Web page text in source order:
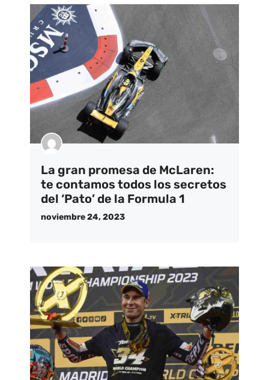
La gran promesa de McLaren:
te contamos todos los secretos
del ‘Pato’ de la Formula 1
noviembre 24, 2023